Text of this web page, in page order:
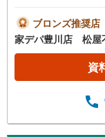
スメ！■敷
校…徒歩17
産販売 の
舗営業中
ださい。
リフォー
ブロンズ推奨店
家デパ豊川店 松屋
資